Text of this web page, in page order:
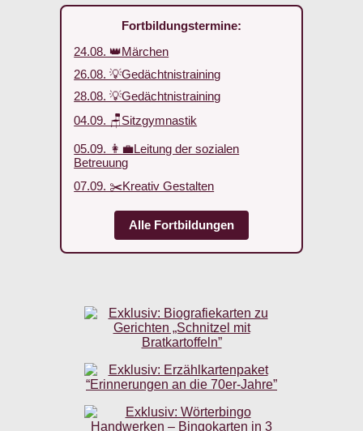
Fortbildungstermine:
24.08. 👑Märchen
26.08. 💡Gedächtnistraining
28.08. 💡Gedächtnistraining
04.09. 🪑Sitzgymnastik
05.09. 👩‍💼Leitung der sozialen
Betreuung
07.09. ✂️Kreativ Gestalten
Alle Fortbildungen